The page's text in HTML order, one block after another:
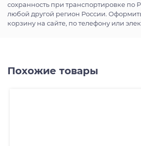
сохранность при транспортировке по
любой другой регион России.
корзину на сайте, по телефону или
Похожие товары